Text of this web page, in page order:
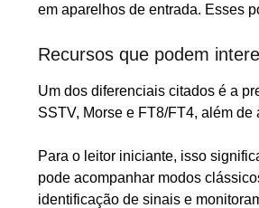
em aparelhos de entrada. Esses
Recursos que podem
Um dos diferenciais citados é a
SSTV, Morse e FT8/FT4, além
Para o leitor iniciante, isso
pode acompanhar modos
identificação de sinais e